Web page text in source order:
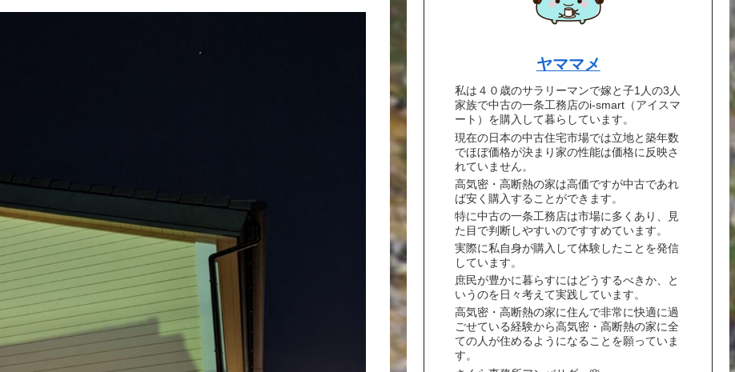
ヤママメ
私は４０歳のサラリーマンで嫁と子1人の3人
家族で中古の一条工務店のi-smart（アイスマ
ート）を購入して暮らしています。
現在の日本の中古住宅市場では立地と築年数
でほぼ価格が決まり家の性能は価格に反映さ
れていません。
高気密・高断熱の家は高価ですが中古であれ
ば安く購入することができます。
特に中古の一条工務店は市場に多くあり、見
た目で判断しやすいのですすめています。
実際に私自身が購入して体験したことを発信
しています。
庶民が豊かに暮らすにはどうするべきか、と
いうのを日々考えて実践しています。
高気密・高断熱の家に住んで非常に快適に過
ごせている経験から高気密・高断熱の家に全
ての人が住めるようになることを願っていま
す。